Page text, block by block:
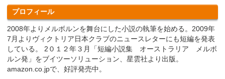
プロフィール
2008年よりメルボルンを舞台にした小説の執筆を始める。2009年
7月よりヴィクトリア日本クラブのニュースレターにも短編を発表
している。 2０１２年３月「短編小説集 オーストラリア メルボ
ルン発」をブイツーソリューション、星雲社より出版。
amazon.co.jpで、好評発売中。